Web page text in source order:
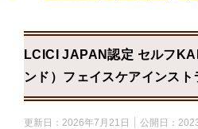
LCICI JAPAN認定 セルフ
ンド）フェイスケアインスト
更新日： 2026年7月21日 公開日：